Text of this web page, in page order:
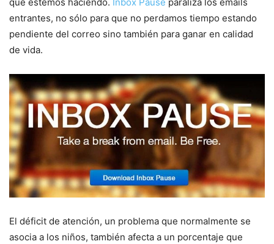
entrantes, no sólo para que no perdamos tiempo estando
pendiente del correo sino también para ganar en calidad
de vida.
El déficit de atención, un problema que normalmente se
asocia a los niños, también afecta a un porcentaje que